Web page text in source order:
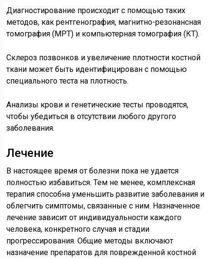
Диагностирование происходит с помощью таких
методов, как рентгенография, магнитно-резонансная
томография (МРТ) и компьютерная томография (КТ).
Склероз позвонков и увеличение плотности костной
ткани может быть идентифицирован с помощью
специального теста на плотность.
Анализы крови и генетические тесты проводятся,
чтобы убедиться в отсутствии любого другого
заболевания.
Лечение
В настоящее время от болезни пока не удается
полностью избавиться. Тем не менее, комплексная
терапия способна уменьшить развитие заболевания и
облегчить симптомы, связанные с ним. Назначенное
лечение зависит от индивидуальности каждого
человека, конкретного случая и стадии
прогрессирования. Общие методы включают
назначение препаратов для поврежденной костной